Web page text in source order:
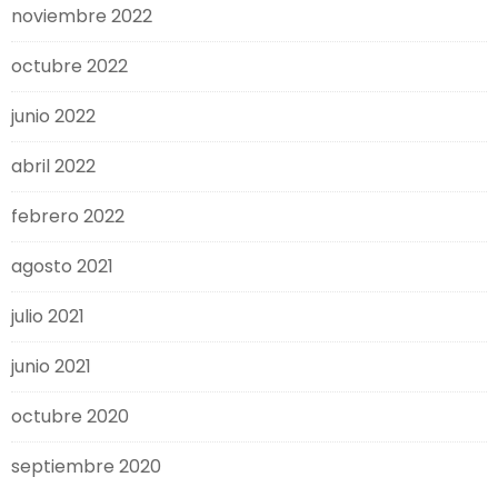
noviembre 2022
octubre 2022
junio 2022
abril 2022
febrero 2022
agosto 2021
julio 2021
junio 2021
octubre 2020
septiembre 2020